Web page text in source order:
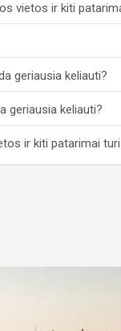
vietos ir kiti
geriausia keliauti?
geriausia keliauti?
ir kiti patarimai